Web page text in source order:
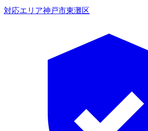
対応エリア神戸市東灘区